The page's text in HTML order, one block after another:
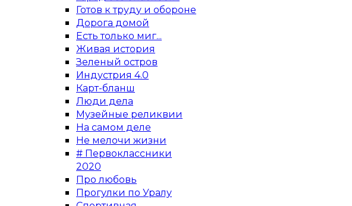
Готов к труду и обороне
Дорога домой
Есть только миг...
Живая история
Зеленый остров
Индустрия 4.0
Карт-бланш
Люди дела
Музейные реликвии
На самом деле
Не мелочи жизни
# Первоклассники
2020
Про любовь
Прогулки по Уралу